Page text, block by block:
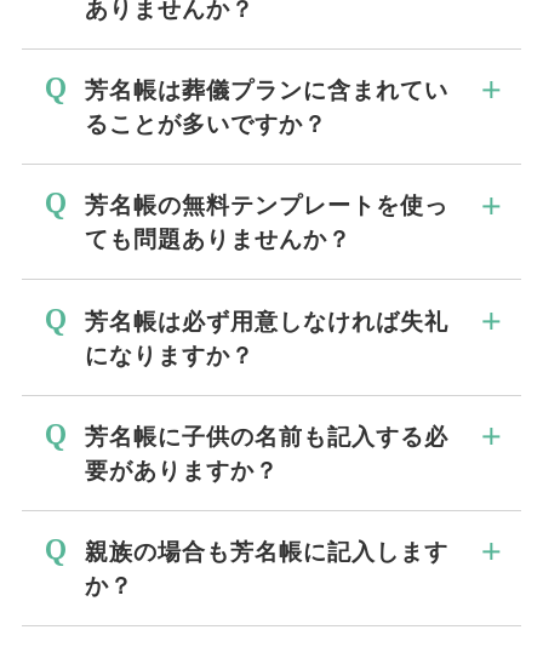
ありませんか？
で処分しても問題ありません。 芳名帳に
は参列者の氏名や住所といった個人情報が
終わるまでは保管されることが一般的で
す。 実務上の対応がすべて完了した後
は、不要な個人情報を残さないという観点
から、処分する判断が取られます。 保管
期間に明確な決まりはないため、葬儀後の
対応が落ち着いた段階で、適切に整理する
ことが現実的です。
芳名帳は葬儀プランに含まれてい
ることが多いですか？
儀プランに含まれていることが少なくあり
ません。 受付に必要な帳面類は、葬儀社
別に用意する必要がない場合もあります。
ただし、プラン内容や葬儀社によって扱い
が異なるため、事前に確認しておくと安心
です。 芳名帳を準備する必要があるかど
うかは、テンプレートを探す前に、まず葬
儀社へ確認することが現実的な判断につな
がります。
芳名帳の無料テンプレートを使っ
ても問題ありませんか？
形式上の問題が生じることはありません。
自作の帳面であっても、氏名や住所を整理
ます。 ただし、多くの場合は葬儀社が芳
名帳を用意しているため、テンプレートを
使う場面は限定的です。 自分で用意する
前に、葬儀プランに含まれているかを確認
したうえで、必要な場合のみテンプレート
を検討すると無駄がありません。
芳名帳は必ず用意しなければ失礼
になりますか？
わけではありません。 芳名帳は宗教的な
決まりや儀礼ではなく、参列者対応を整理
小規模な葬儀では、参列者が限定されてい
るため、芳名帳を省略する判断も行われて
います。 芳名帳の有無は形式で判断する
芳名帳に子供の名前も記入する必
要がありますか？
ならない決まりはありません。 家族単位
で参列する場合は、世帯主や代表者の氏名
親族の場合も芳名帳に記入します
か？